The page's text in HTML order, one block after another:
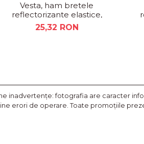
Vesta, ham bretele
reflectorizante elastice,
constructii, ciclism, sport
25,32 RON
inadvertenţe: fotografia are caracter
erori de operare. Toate promoţiile